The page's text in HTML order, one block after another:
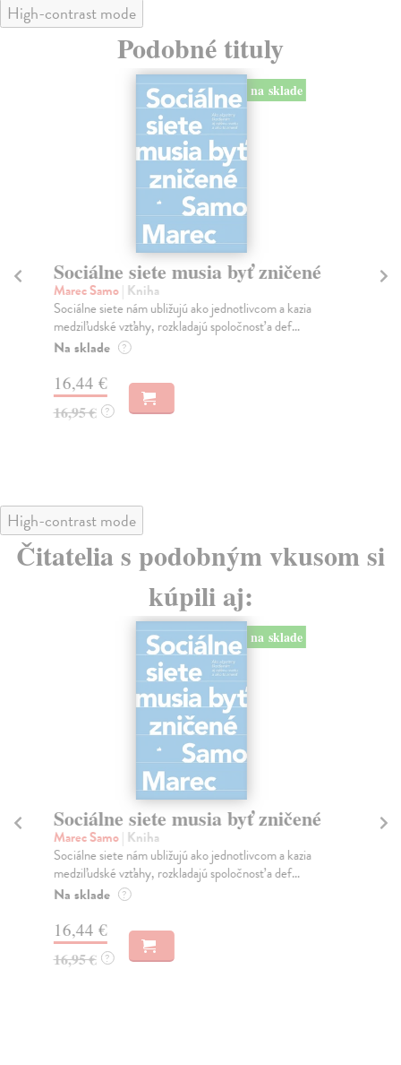
High-contrast mode
Podobné tituly
na sklade
Sociálne siete musia byť zničené
Marec Samo| Kniha
Sociálne siete nám ubližujú ako jednotlivcom a kazia
medziľudské vzťahy, rozkladajú spoločnosť a def...
Na sklade ?
16,44 €
16,95 € ?
High-contrast mode
Čitatelia s podobným vkusom si
kúpili aj:
na sklade
Sociálne siete musia byť zničené
Marec Samo| Kniha
Sociálne siete nám ubližujú ako jednotlivcom a kazia
medziľudské vzťahy, rozkladajú spoločnosť a def...
Na sklade ?
16,44 €
16,95 € ?